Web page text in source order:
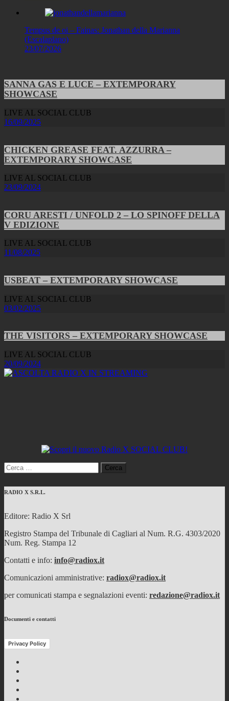
Tempus de oi – Fainas: Jonathan della Marianna
(Escalaplano)
23/07/2026
SANNA GAS E LUCE – EXTEMPORARY
SHOWCASE
LIVE AL SOCIAL CLUB
16/09/2025
CHICKEN GREASE FEAT. AZZURRA –
EXTEMPORARY SHOWCASE
LIVE AL SOCIAL CLUB
23/09/2024
CORU ARESTI / UNFOLD 2 – LO SPINOFF DELLA
V EDIZIONE
LIVE AL SOCIAL CLUB
11/08/2025
USBEAT – EXTEMPORARY SHOWCASE
LIVE AL SOCIAL CLUB
03/02/2025
THE VISITORS – EXTEMPORARY SHOWCASE
LIVE AL SOCIAL CLUB
20/09/2024
Ricerca
per:
RADIO X S.R.L.
Editore: Radio X Srl
Registro Stampa del Tribunale di Cagliari al Num. R.G. 4303/2020
Num. Reg. Stampa 12
Contatti e info: info@radiox.it
Comunicazioni amministrative: radiox@radiox.it
per comunicati stampa e segnalazioni eventi: redazione@radiox.it
Documenti e contatti
Privacy Policy